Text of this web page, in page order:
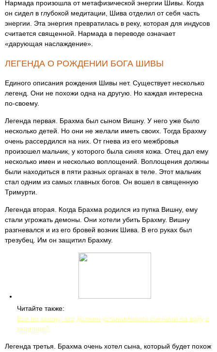
Нармада произошла от метафизической энергии Шивы. Когда
он сидел в глубокой медитации, Шива отделил от себя часть
энергии. Эта энергия превратилась в реку, которая для индусов
считается священной. Нармада в переводе означает
«дарующая наслаждение».
ЛЕГЕНДА О РОЖДЕНИИ БОГА ШИВЫ
Единого описания рождения Шивы нет. Существует несколько
легенд. Они не похожи одна на другую. Но каждая интересна
по-своему.
Легенда первая. Брахма был сыном Вишну. У него уже было
несколько детей. Но они не желали иметь своих. Тогда Брахму
очень рассердился на них. От гнева из его межбровья
произошел мальчик, у которого была синяя кожа. Отец дал ему
несколько имен и несколько воплощений. Воплощения должны
были находиться в пяти разных органах в теле. Этот мальчик
стал одним из самых главных богов. Он вошел в священную
Тримурти.
Легенда вторая. Когда Брахма родился из пупка Вишну, ему
стали угрожать демоны. Они хотели убить Брахму. Вишну
разгневался и из его бровей возник Шива. В его руках был
трезубец. Им он защитил Брахму.
Читайте также:
Все по закону: кто должен устанавливать счетчики на воду в
квартире?
Легенда третья. Брахма очень хотел сына, который будет похож